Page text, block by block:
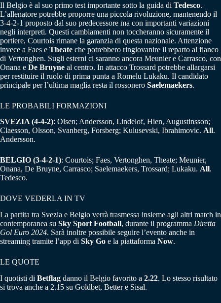
Il Belgio è al suo primo test importante sotto la guida di Tedesco.
L’allenatore potrebbe proporre una piccola rivoluzione, mantenendo il
3-4-2-1 proposto dal suo predecessore ma con importanti variazioni
negli interpreti. Questi cambiamenti non toccheranno sicuramente il
portiere, Courtois rimane la garanzia di questa nazionale. Attenzione
invece a Faes e Theate che potrebbero ringiovanire il reparto al fianco
di Vertonghen. Sugli esterni ci saranno ancora Meunier e Carrasco, con
Onana e De Bruyne al centro. In attacco Trossard potrebbe allargarsi
per restituire il ruolo di prima punta a Romelu Lukaku. Il candidato
principale per l’ultima maglia resta il rossonero Saelemaekers.
LE PROBABILI FORMAZIONI
SVEZIA (4-4-2): Olsen; Andersson, Lindelof, Hien, Augustinsson;
Claesson, Olsson, Svanberg, Forsberg; Kulusevski, Ibrahimovic. All.
Andersson.
BELGIO (3-4-2-1): Courtois; Faes, Vertonghen, Theate; Meunier,
Onana, De Bruyne, Carrasco; Saelemaekers, Trossard; Lukaku. All.
Tedesco.
DOVE VEDERLA IN TV
La partita tra Svezia e Belgio verrà trasmessa insieme agli altri match in
contemporanea su Sky Sport Football, durante il programma Diretta
Gol Euro 2024. Sarà inoltre possibile seguire l’evento anche in
streaming tramite l’app di Sky Go e la piattaforma Now.
LE QUOTE
I quotisti di Betflag danno il Belgio favorito a 2.22. Lo stesso risultato
si trova anche a 2.15 su Goldbet, Better e Sisal.